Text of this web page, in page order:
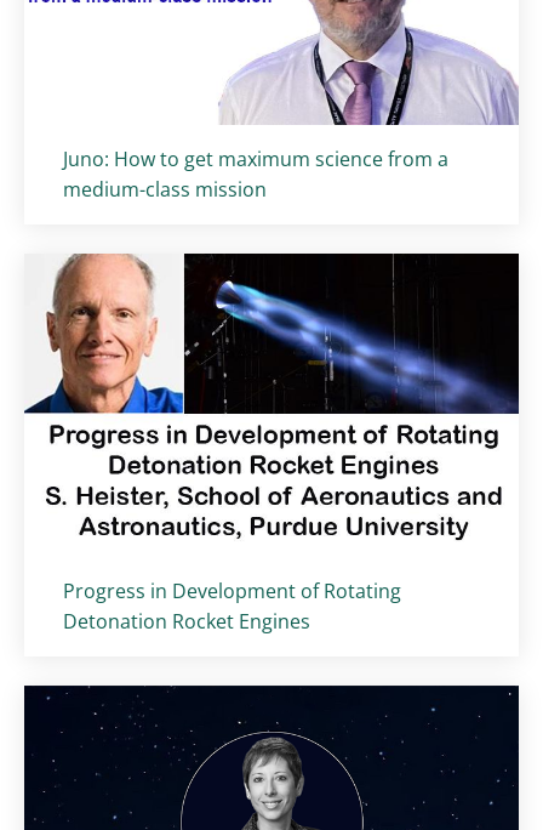
Titolo card:
Juno: How to get maximum science from a
medium-class mission
Titolo card:
Progress in Development of Rotating
Detonation Rocket Engines